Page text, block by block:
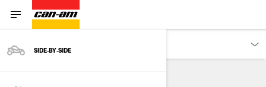
SIDE‑BY‑SIDE